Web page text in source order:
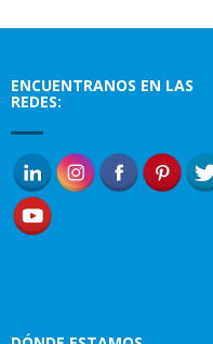
ENCUENTRANOS EN LAS
REDES: